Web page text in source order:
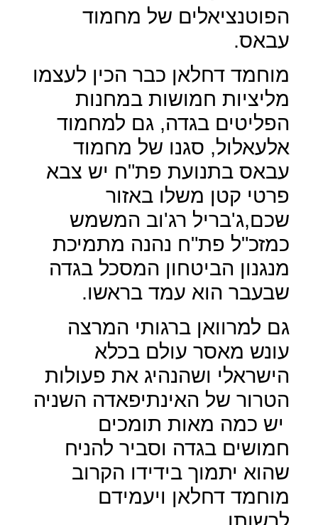
הפוטנציאלים של מחמוד
עבאס.
מוחמד דחלאן כבר הכין לעצמו
מליציות חמושות במחנות
הפליטים בגדה, גם למחמוד
אלעאלול, סגנו של מחמוד
עבאס בתנועת פת"ח יש צבא
פרטי קטן משלו באזור
שכם,ג'בריל רג'וב המשמש
כמזכ"ל פת"ח נהנה מתמיכת
מנגנון הביטחון המסכל בגדה
שבעבר הוא עמד בראשו.
גם למרוואן ברגותי המרצה
עונש מאסר עולם בכלא
הישראלי ושהנהיג את פעולות
הטרור של האינתיפאדה השניה
יש כמה מאות תומכים
חמושים בגדה וסביר להניח
שהוא יתמוך בידידו הקרוב
מוחמד דחלאן ויעמידם
לרשותו.